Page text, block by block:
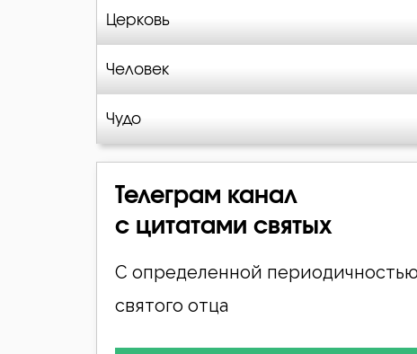
Церковь
Человек
Чудо
Телеграм канал
с цитатами святых
С определенной
святого отца